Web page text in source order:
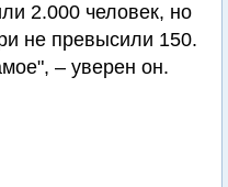
2.000 человек, но
не превысили 150.
– уверен он.